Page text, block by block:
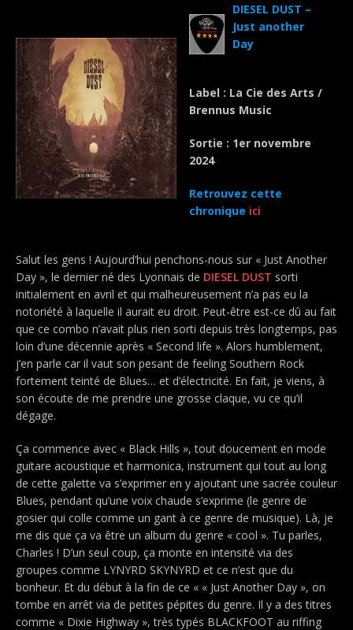
DIESEL DUST –
Just another
Day
Label : La Cie des Arts /
Brennus Music
Sortie : 1er novembre
2024
Retrouvez cette
chronique ici
Salut les gens ! Aujourd’hui penchons-nous sur « Just Another
Day », le dernier né des Lyonnais de DIESEL DUST sorti
initialement en avril et qui malheureusement n’a pas eu la
notoriété à laquelle il aurait eu droit. Peut-être est-ce dû au fait
que ce combo n’avait plus rien sorti depuis très longtemps, pas
loin d’une décennie après « Second life ». Alors humblement,
j’en parle car il vaut son pesant de feeling Southern Rock
fortement teinté de Blues… et d’électricité. En fait, je viens, à
son écoute de me prendre une grosse claque, vu ce qu’il
dégage.
Ça commence avec « Black Hills », tout doucement en mode
guitare acoustique et harmonica, instrument qui tout au long
de cette galette va s’exprimer en y ajoutant une sacrée couleur
Blues, pendant qu’une voix chaude s’exprime (le genre de
gosier qui colle comme un gant à ce genre de musique). Là, je
me dis que ça va être un album du genre « cool ». Tu parles,
Charles ! D’un seul coup, ça monte en intensité via des
groupes comme LYNYRD SKYNYRD et ce n’est que du
bonheur. Et du début à la fin de ce « « Just Another Day », on
tombe en arrêt via de petites pépites du genre. Il y a des titres
comme « Dixie Highway », très typés BLACKFOOT au riffing